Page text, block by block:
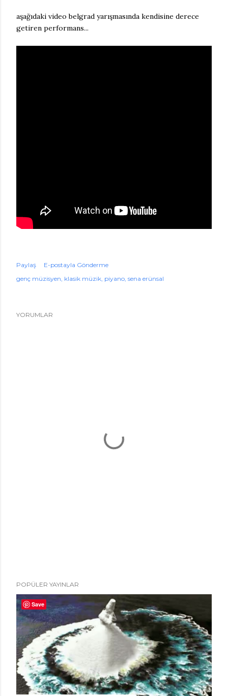
aşağıdaki video belgrad yarışmasında kendisine derece
getiren performans...
Paylaş
E-postayla Gönderme
genç müzisyen klasik müzik piyano sena erünsal
YORUMLAR
POPÜLER YAYINLAR
Save